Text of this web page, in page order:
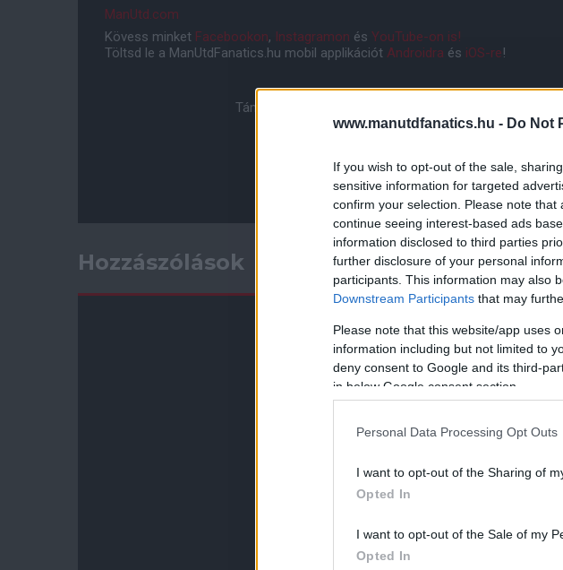
www.manutdfanatics.hu - Do Not
If you wish to opt-out of the sale,
sensitive information for targeted
confirm your selection. Please note
continue seeing interest-based ads
information disclosed to third parties
further disclosure of your personal
participants. This information may also
Downstream Participants that may
Please note that this website/app uses
information including but not limited to
deny consent to Google and its third-
in below Google consent section.
Personal Data Processing Opt Outs
I want to opt-out of the Sharing of
Opted In
I want to opt-out of the Sale of my
Opted In
ManUtd.com
Kövess minket Facebookon, Instagramon és YouTube-on is!
Töltsd le a ManUtdFanatics.hu mobil applikációt Androidra és iOS-re!
Támogasd adományoddal a ManUtdFanatics.hu
Hozzászólások